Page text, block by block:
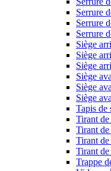
Serrure
Serrure
Serrure
Siège
Siège
Siège
Siège
Siège
Siège
Tapis de
Tirant
Tirant de
Tirant
Tirant
Trappe